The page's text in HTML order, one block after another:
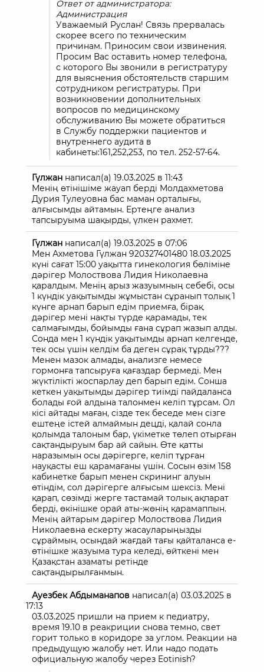
Ответ от администратора:
Администрация
Уважаемый Руслан! Связь прервалась
скорее всего по техническим
причинам. Приносим свои извинения.
Просим Вас оставить номер телефона,
с которого Вы звонили в регистратуру
для выяснения обстоятельств старшим
сотрудником регистратуры. При
возникновении дополнительных
вопросов по медицинскому
обслуживанию Вы можете обратиться
в Службу поддержки пациентов и
внутреннего аудита в
кабинеты:161,252,253, по тел. 252-57-64.
Гүлжан написал(а) 19.03.2025 в 11:43
Менің өтінішіме жауап берді Молдахметова
Дурия Тулеуовна бас маман орталығы,
алғысымды айтамын. Ертеңге анализ
тапсыруыма шақырды, үлкен рахмет.
Гүлжан написал(а) 19.03.2025 в 07:06
Мен Ахметова Гүлжан 920327401480 18.03.2025
күні сағат 15:00 уақытта гинекология бөліміне
дәрігер Молоствова Лидия Николаевна
қаралдым. Менің арыз жазуымның себебі, осы
1 күндік уақытымды жұмыстан сұранып толық 1
күнге арнап барып едім приемға, бірақ
дәрігер мені нақты түрде қарамады, тек
салмағымды, бойымды ғана сұрап жазып алды.
Сонда мен 1 күндік уақытымды арнап келгенде,
тек осы үшін келдім ба деген сұрақ тұрды???
Менен мазок алмады, анализге немесе
гормонға тапсыруға қағаздар бермеді. Мен
жүктілікті жоспарлау деп барып едім. Сонша
кеткен уақытымды дәрігер тиімді пайдаланса
болады ғой алдына талонмен келіп тұрсам. Ол
кісі айтады маған, сізде тек беседе мен сізге
ештеңе істей алмаймын децді, қалай сонла
қолымда талоным бар, үкіметке төлеп отырған
сақтандыруым бар ай сайын. Өте қатты
наразымын осы дәрігерге, келіп тұрған
науқасты еш қарамағаны үшін. Сосын өзім 158
кабинетке барып менен скрининг алуын
өтіндім, сол дәрігерге алғысым шексіз. Мені
қарап, сөзімді жерге тастамай толық ақпарат
берді, өкінішке орай аты-жөнің қарамаппын.
Менің айтарым дәрігер Молоствова Лидия
Николаевна ескерту жасауларыңызды
сұраймын, осындай жағдай тағы қайталанса е-
өтінішке жазуыма тура келеді, өйткені мен
Қазақстан азаматы ретінде
сақтандырылғанмын.
Ауезбек Абдыманапов написал(а) 03.03.2025 в
17:13
03.03.2025 пришли на прием к педиатру,
время 19.10 в реакриции снова темно, свет
горит только в коридоре за углом. Реакции на
предыдущую жалобу нет. Или надо подать
официальную жалобу через Eotinish?